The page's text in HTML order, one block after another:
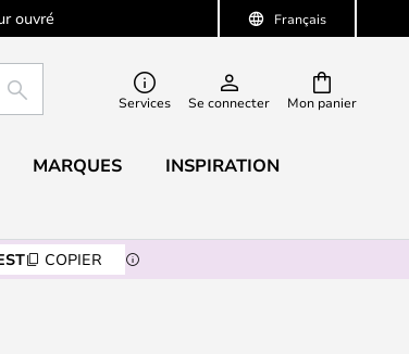
Français
ouvré
Mon panier
RECHERCHERServices Se connecter
MARQUES INSPIRATION
COPIER